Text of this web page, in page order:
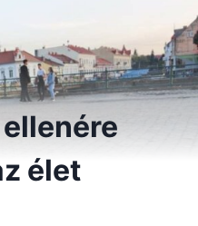
élet